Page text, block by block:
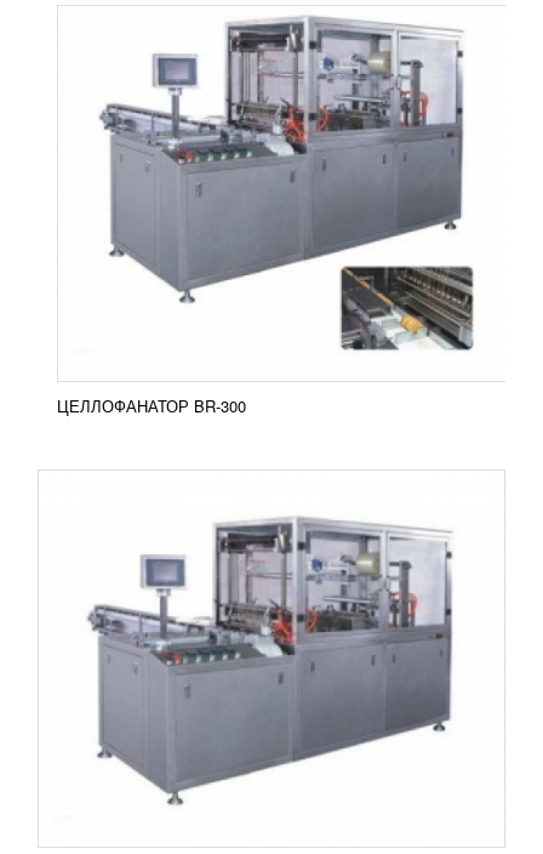
ЦЕЛЛОФАНАТОР BR-300
ЦЕЛЛОФАНАТОР BT-400C
УЗНАТЬ ЦЕНУ
Целлофанатор BT 400C представляет собой
автоматическую упаковочную машину,
предназначенную для обертки и последующей
Добавить в сравнение
ЦЕЛЛОФАНАТОР 560A
УЗНАТЬ ЦЕНУ
Целлофанаторы предназначены для упаковки
продуктов в целлофановую пленку по принципу
конверта. Иными словами, таким образом
упаковываются DVD-диски,...
ПОДРОБНЕЕ
Добавить в сравнение